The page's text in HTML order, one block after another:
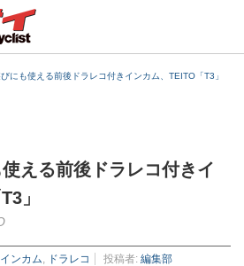
にも使える前後ドラレコ付きインカム、TEITO「T3」
える前後ドラレコ付きイ
」
インカム, ドラレコ 投稿者: 編集部